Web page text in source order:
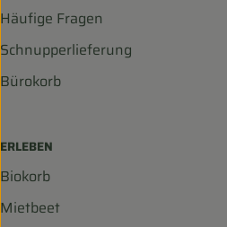
Häufige Fragen
Schnupperlieferung
Bürokorb
ERLEBEN
Biokorb
Mietbeet